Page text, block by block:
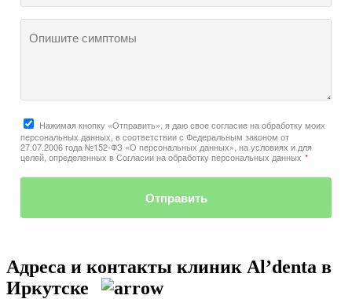
Опишите симптомы
Нажимая кнопку «Отправить», я даю свое согласие на обработку моих
персональных данных, в соответствии с Федеральным законом от
27.07.2006 года №152-ФЗ «О персональных данных», на условиях и для
целей, определенных в Согласии на обработку персональных данных *
Отправить
Адреса и контакты клиник Al’denta в
Иркутске